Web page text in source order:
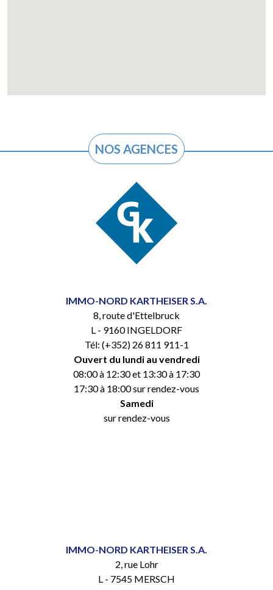
NOS AGENCES
IMMO-NORD KARTHEISER S.A.
8, route d'Ettelbruck
L - 9160 INGELDORF
Tél: (+352) 26 811 911-1
Ouvert du lundi au vendredi
08:00 à 12:30 et 13:30 à 17:30
17:30 à 18:00 sur rendez-vous
Samedi
sur rendez-vous
IMMO-NORD KARTHEISER S.A.
2, rue Lohr
L - 7545 MERSCH